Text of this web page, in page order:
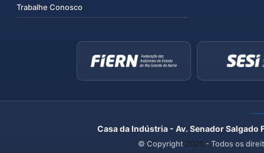
Trabalhe Conosco
Casa da Indústria - Av. Senador
© Copyright 2026 - Todos os